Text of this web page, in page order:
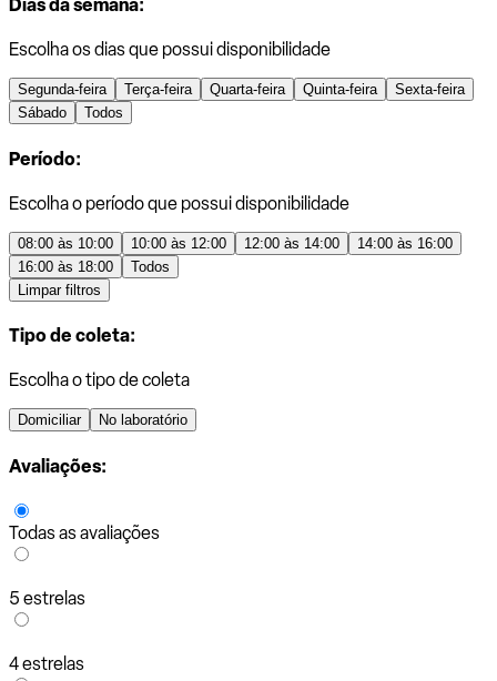
Dias da semana:
Escolha os dias que possui disponibilidade
Segunda-feira Terça-feira Quarta-feira Quinta-feira
Sexta-feira
Sábado
Todos
Período:
Escolha o período que possui disponibilidade
08:00 às 10:00 10:00 às 12:00 12:00 às 14:00
14:00 às 16:00
16:00 às 18:00
Todos
Limpar filtros
Tipo de coleta:
Escolha o tipo de coleta
Domiciliar No laboratório
Avaliações:
Todas as avaliações
5 estrelas
4 estrelas